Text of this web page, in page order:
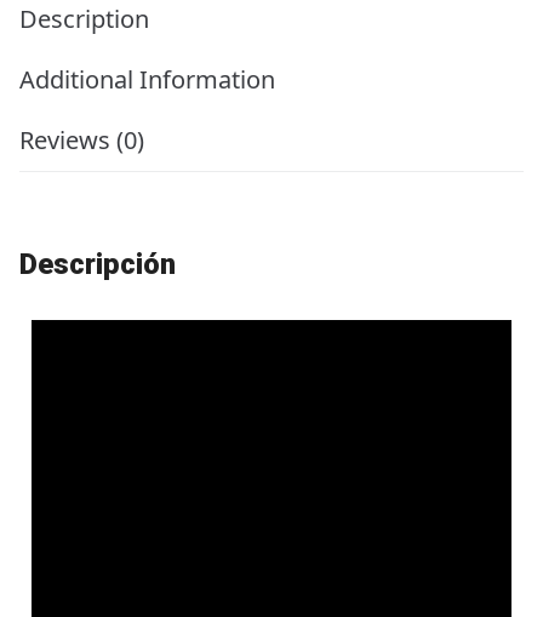
Description
Additional Information
Reviews (0)
Descripción